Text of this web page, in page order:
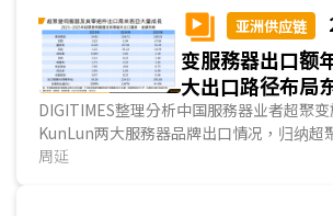
率先放量，2026年出货上看50万颗、2027
带动FPGA、高端PCB与Q-Glass等新供应
的是，SRAM中心并不会取代HBM中心架构
论负载的专用加速层，将与HBM平臺及外
作分工。...
亚洲供应链
变服務器出口
大出口路径布局
拉美市场
DIGITIMES整理分析中国服務器业者超聚
KunLun两大服務器品牌出口情况，归纳超
组件有三大出口路径，整体路径呈现「多
周延